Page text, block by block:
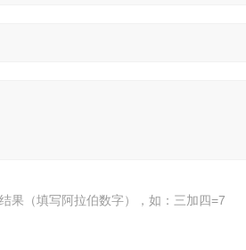
果（填写阿拉伯数字），如：三加四=7